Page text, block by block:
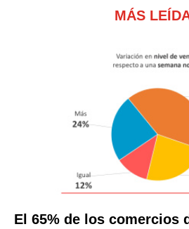
MÁS
El 65% de los comercios